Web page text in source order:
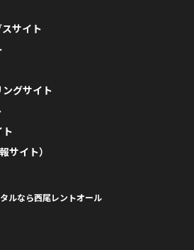
サイト
グサイト
サイト）
ルなら西尾レントオール